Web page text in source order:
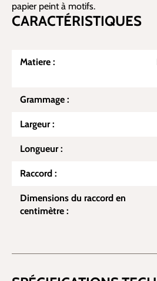
papier peint à motifs.
CARACTÉRISTIQUES
Matiere :
Grammage :
Largeur :
Longueur :
Raccord :
Dimensions du raccord en
centimètre :